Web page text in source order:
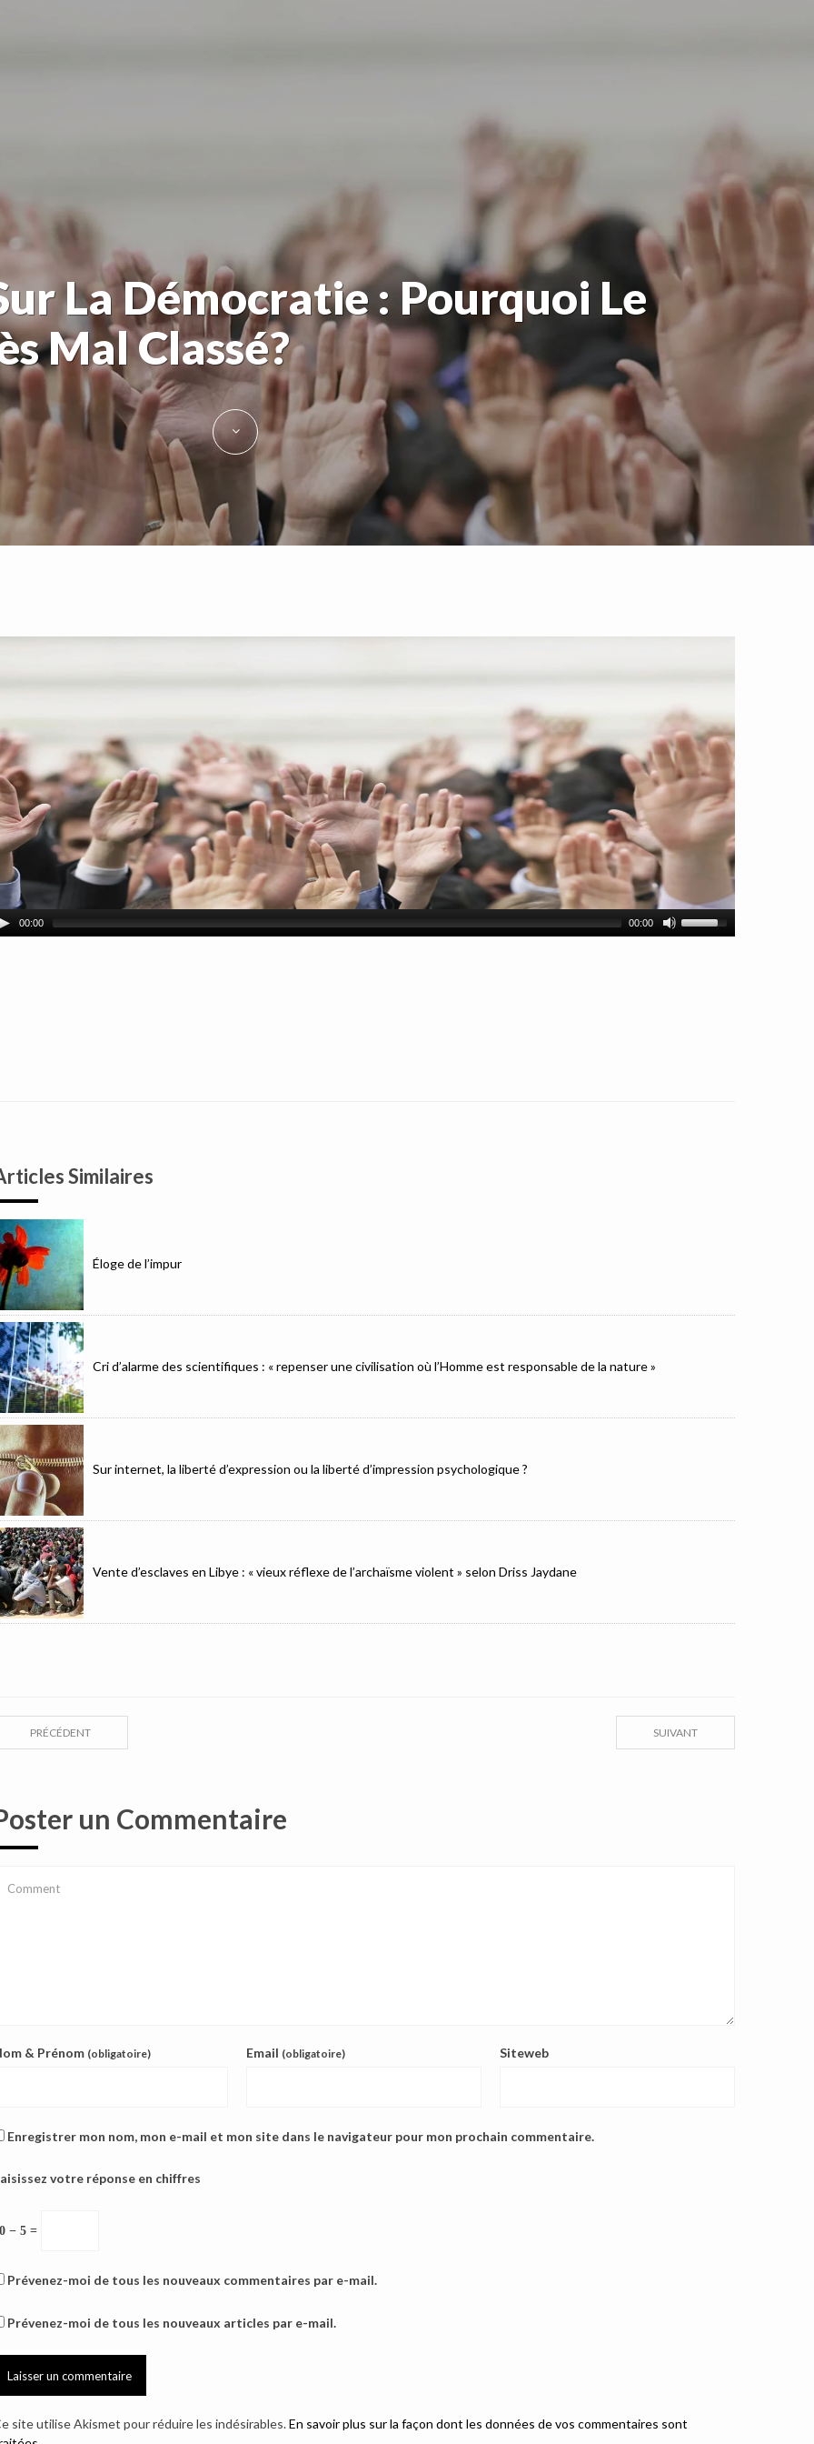
La Démocratie : Pourquoi Le
Mal Classé?
00:00 00:00
Similaires
Éloge de l’impur
Cri d’alarme des scientifiques : « repenser une civilisation où l’Homme est responsable de la nature »
Sur internet, la liberté d’expression ou la liberté d’impression psychologique ?
Vente d’esclaves en Libye : « vieux réflexe de l’archaïsme violent » selon Driss Jaydane
SUIVANT
PRÉCÉDENT
un Commentaire
& Prénom (obligatoire) Email (obligatoire) Siteweb
Enregistrer mon nom, mon e-mail et mon site dans le navigateur pour mon prochain commentaire.
votre réponse en chiffres
− 5 =
Prévenez-moi de tous les nouveaux commentaires par e-mail.
Prévenez-moi de tous les nouveaux articles par e-mail.
site utilise Akismet pour réduire les indésirables.En savoir plus sur la façon dont les données de vos commentaires sont